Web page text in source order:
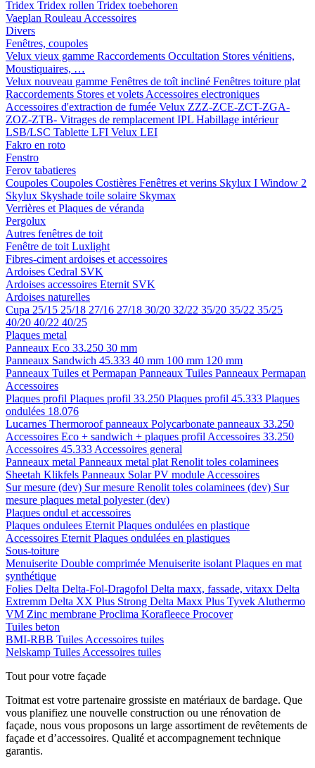
Tridex Tridex rollen Tridex toebehoren
Vaeplan Rouleau Accessoires
Divers
Fenêtres, coupoles
Velux vieux gamme Raccordements Occultation Stores vénitiens,
Moustiquaires, …
Velux nouveau gamme Fenêtres de toît incliné Fenêtres toiture plat
Raccordements Stores et volets Accessoires electroniques
Accessoires d'extraction de fumée Velux ZZZ-ZCE-ZCT-ZGA-
ZOZ-ZTB- Vitrages de remplacement IPL Habillage intérieur
LSB/LSC Tablette LFI Velux LEI
Fakro en roto
Fenstro
Ferov tabatieres
Coupoles Coupoles Costières Fenêtres et verins Skylux I Window 2
Skylux Skyshade toile solaire Skymax
Verrières et Plaques de véranda
Pergolux
Autres fenêtres de toit
Fenêtre de toit Luxlight
Fibres-ciment ardoises et accessoires
Ardoises Cedral SVK
Ardoises accessoires Eternit SVK
Ardoises naturelles
Cupa 25/15 25/18 27/16 27/18 30/20 32/22 35/20 35/22 35/25
40/20 40/22 40/25
Plaques metal
Panneaux Eco 33.250 30 mm
Panneaux Sandwich 45.333 40 mm 100 mm 120 mm
Panneaux Tuiles et Permapan Panneaux Tuiles Panneaux Permapan
Accessoires
Plaques profil Plaques profil 33.250 Plaques profil 45.333 Plaques
ondulées 18.076
Lucarnes Thermoroof panneaux Polycarbonate panneaux 33.250
Accessoires Eco + sandwich + plaques profil Accessoires 33.250
Accessoires 45.333 Accessoires general
Panneaux metal Panneaux metal plat Renolit toles colaminees
Sheetah Klikfels Panneaux Solar PV module Accessoires
Sur mesure (dev) Sur mesure Renolit toles colaminees (dev) Sur
mesure plaques metal polyester (dev)
Plaques ondul et accessoires
Plaques ondulees Eternit Plaques ondulées en plastique
Accessoires Eternit Plaques ondulées en plastiques
Sous-toiture
Menuiserite Double comprimée Menuiserite isolant Plaques en mat
synthétique
Folies Delta Delta-Fol-Dragofol Delta maxx, fassade, vitaxx Delta
Extremm Delta XX Plus Strong Delta Maxx Plus Tyvek Aluthermo
VM Zinc membrane Proclima Korafleece Procover
Tuiles beton
BMI-RBB Tuiles Accessoires tuiles
Nelskamp Tuiles Accessoires tuiles
Tout pour votre façade
Toitmat est votre partenaire grossiste en matériaux de bardage. Que
vous planifiez une nouvelle construction ou une rénovation de
façade, nous vous proposons un large assortiment de revêtements de
façade et d’accessoires. Qualité et accompagnement technique
garantis.